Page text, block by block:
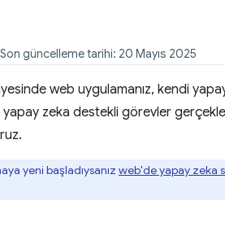
güncelleme tarihi: 20 Mayıs 2025
web uygulamanız, kendi
zeka destekli görevler
yeni başladıysanız web'de yapay zeka